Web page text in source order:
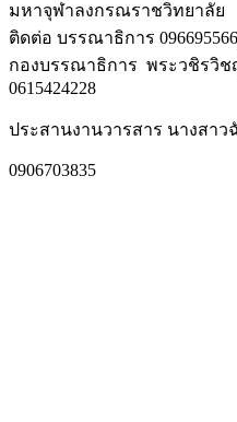
มหาจุฬาลงกรณราชวิทยาลัย
ติดต่อ บรรณาธิการ
กองบรรณาธิการ พระวชิรวิ
0615424228
ประสานงานวารสาร นางสา
0906703835